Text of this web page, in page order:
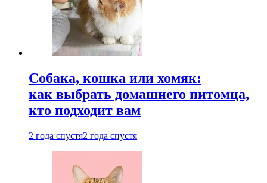
Собака, кошка или хомяк:
как выбрать домашнего питомца,
кто подходит вам
2 года спустя2 года спустя